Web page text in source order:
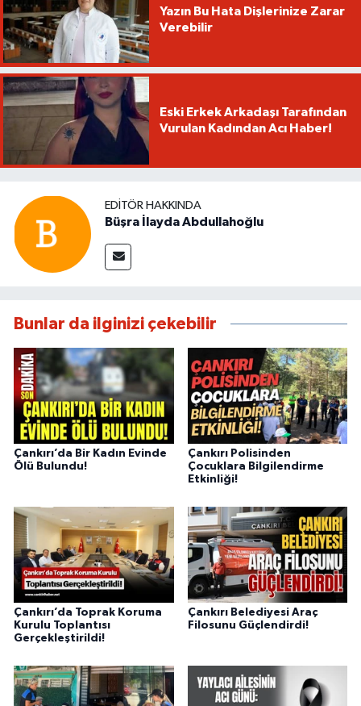
Yazın Bu Hata Dişlerinize Zarar
Verebilir
Eski Erkek Arkadaşı Tarafından
Vurulan Kadından Acı Haber!
EDITÖR HAKKINDA
Büşra İlayda Abdullahoğlu
Bunlar da ilginizi çekebilir
Çankırı’da Bir Kadın Evinde
Ölü Bulundu!
Çankırı Polisinden
Çocuklara Bilgilendirme
Etkinliği!
Çankırı’da Toprak Koruma
Kurulu Toplantısı
Gerçekleştirildi!
Çankırı Belediyesi Araç
Filosunu Güçlendirdi!